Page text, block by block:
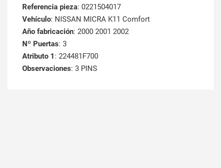
Referencia pieza: 0221504017
Vehículo: NISSAN MICRA K11 Comfort
Año fabricación: 2000 2001 2002
Nº Puertas: 3
Atributo 1 : 224481F700
Observaciones: 3 PINS